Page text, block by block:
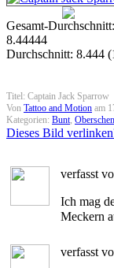
Gesamt-Durchschnitt:
8.44444
Durchschnitt: 8.444 (
Titel: Captain Jack Sparrow
Von Tattoo and Motion am
Kategorien: Bunt,
Dieses Bild
verfasst
Ich mag
Meckern
verfasst